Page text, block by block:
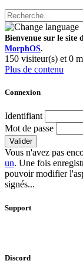
Bienvenue sur le site
MorphOS.
150 visiteur(s) et 0
Plus de contenu
Connexion
Identifiant
Mot de passe
Valider
Vous n'avez pas
un. Une fois
pouvoir modifier
signés...
Support
Discord